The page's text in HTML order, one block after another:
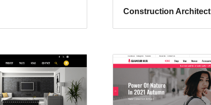
Construction Architect